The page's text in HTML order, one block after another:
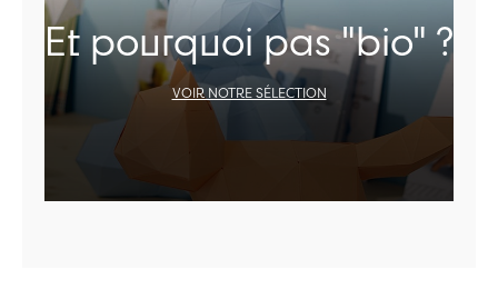
Et pourquoi pas "bio" ?
VOIR NOTRE SÉLECTION